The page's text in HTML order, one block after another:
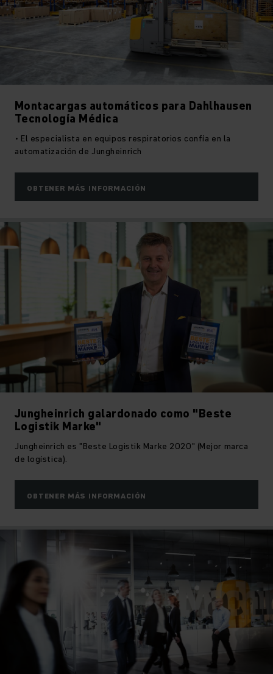
Montacargas automáticos para Dahlhausen
Tecnología Médica
• El especialista en equipos respiratorios confía en la
automatización de Jungheinrich
OBTENER MÁS INFORMACIÓN
Jungheinrich galardonado como "Beste
Logistik Marke"
Jungheinrich es "Beste Logistik Marke 2020" (Mejor marca
de logística).
OBTENER MÁS INFORMACIÓN